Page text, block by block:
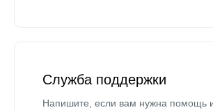
Служба поддержки
Напишите, если вам нужна помощь